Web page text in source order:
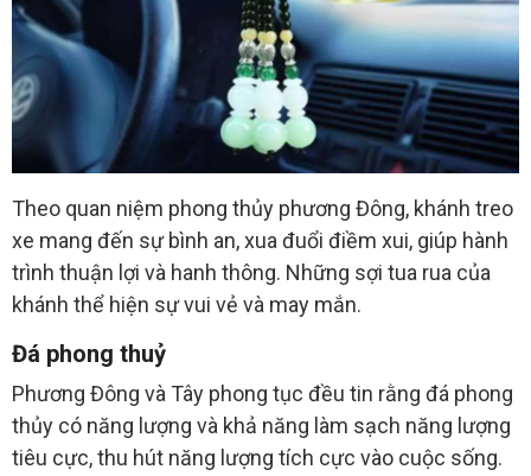
Theo quan niệm phong thủy phương Đông, khánh treo
xe mang đến sự bình an, xua đuổi điềm xui, giúp hành
trình thuận lợi và hanh thông. Những sợi tua rua của
khánh thể hiện sự vui vẻ và may mắn.
Đá phong thuỷ
Phương Đông và Tây phong tục đều tin rằng đá phong
thủy có năng lượng và khả năng làm sạch năng lượng
tiêu cực, thu hút năng lượng tích cực vào cuộc sống.